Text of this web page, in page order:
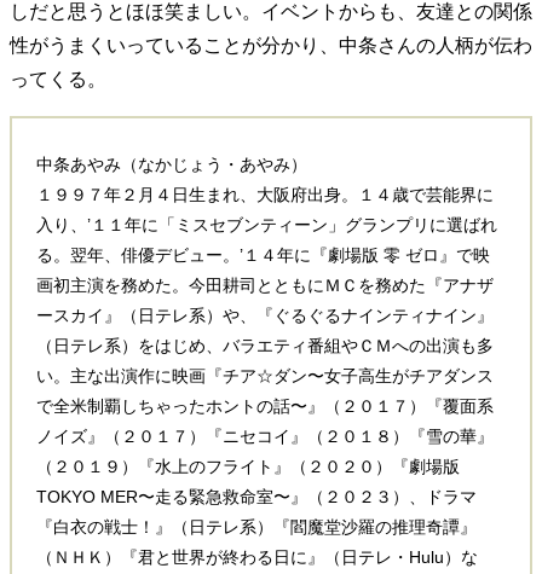
しだと思うとほほ笑ましい。イベントからも、友達との関係
性がうまくいっていることが分かり、中条さんの人柄が伝わ
ってくる。
中条あやみ（なかじょう・あやみ）
１９９７年２月４日生まれ、大阪府出身。１４歳で芸能界に
入り、’１１年に「ミスセブンティーン」グランプリに選ばれ
る。翌年、俳優デビュー。’１４年に『劇場版 零 ゼロ』で映
画初主演を務めた。今田耕司とともにＭＣを務めた『アナザ
ースカイ』（日テレ系）や、『ぐるぐるナインティナイン』
（日テレ系）をはじめ、バラエティ番組やＣＭへの出演も多
い。主な出演作に映画『チア☆ダン〜女子高生がチアダンス
で全米制覇しちゃったホントの話〜』（２０１７）『覆面系
ノイズ』（２０１７）『ニセコイ』（２０１８）『雪の華』
（２０１９）『水上のフライト』（２０２０）『劇場版
TOKYO MER〜走る緊急救命室〜』（２０２３）、ドラマ
『白衣の戦士！』（日テレ系）『閻魔堂沙羅の推理奇譚』
（ＮＨＫ）『君と世界が終わる日に』（日テレ・Hulu）な